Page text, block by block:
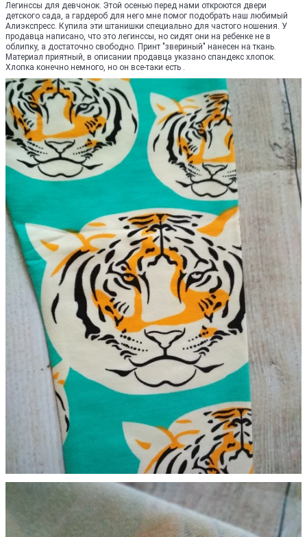
Легинссы для девчонок. Этой осенью перед нами откроются двери
детского сада, а гардероб для него мне помог подобрать наш любимый
Алиэкспресс. Купила эти штанишки специально для частого ношения. У
продавца написано, что это легинссы, но сидят они на ребенке не в
облипку, а достаточно свободно. Принт "звериный" нанесен на ткань.
Материал приятный, в описании продавца указано спандекс хлопок.
Хлопка конечно немного, но он все-таки есть .